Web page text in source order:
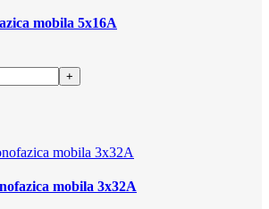
mobila 5x16A
mobila 3x32A